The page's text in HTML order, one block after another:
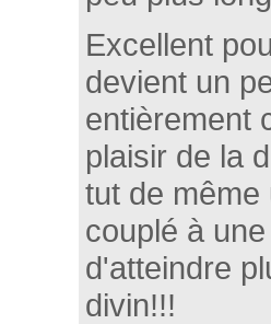
Excellent
devient un
entièrement
plaisir de la
tut de même
couplé à
d'atteindre
divin!!!